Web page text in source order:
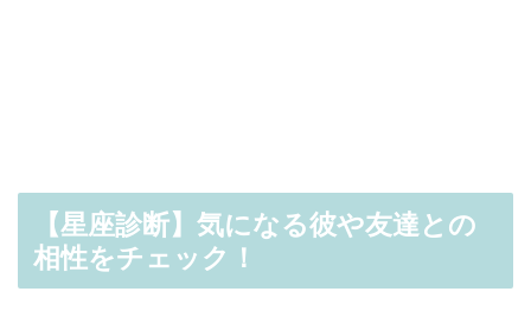
【星座診断】気になる彼や友達との
相性をチェック！